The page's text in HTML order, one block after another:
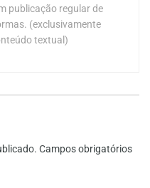
publicação regular de
(exclusivamente
textual)
Campos obrigatórios